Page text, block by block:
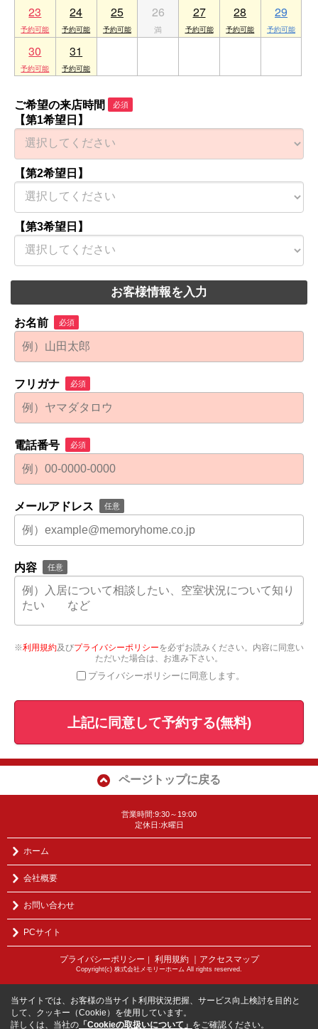
23 24 25 26 27 28 29
30 31
ご希望の来店時間 必須
【第1希望日】
【第2希望日】
【第3希望日】
お客様情報を入力
お名前 必須
フリガナ 必須
電話番号 必須
メールアドレス 任意
内容 任意
※利用規約及びプライバシーポリシーを必ずお読みください。内容に同意い
ただいた場合は、お進み下さい。
プライバシーポリシーに同意します。
上記に同意して予約する(無料)
ページトップに戻る
営業時間:9:30～19:00
定休日:水曜日
ホーム
会社概要
お問い合わせ
PCサイト
プライバシーポリシー ｜ 利用規約 ｜アクセスマップ
Copyright(c) 株式会社メモリーホーム All rights reserved.
当サイトでは、お客様の当サイト利用状況把握、サービス向上検討を目的と
して、クッキー（Cookie）を使用しています。
詳しくは、当社の 「Cookieの取扱いについて」 をご確認ください。